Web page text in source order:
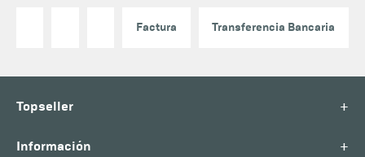
Factura Transferencia Bancaria
Topseller +
Información +